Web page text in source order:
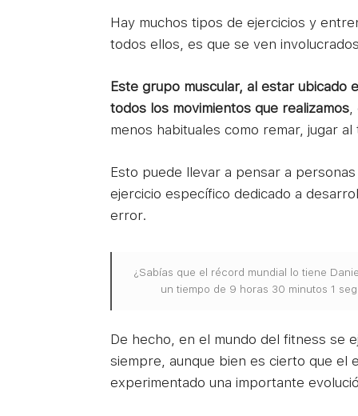
Hay muchos tipos de ejercicios y
todos ellos, es que se ven
Este grupo muscular, al estar ubicado
todos los movimientos que realizamos,
menos habituales como remar, jugar al
Esto puede llevar a pensar a
ejercicio específico dedicado a
error.
¿Sabías que el récord mundial lo tiene
un tiempo de 9 horas 30 minutos 1
De hecho, en el mundo del fitness se
siempre, aunque bien es cierto que el
experimentado una importante